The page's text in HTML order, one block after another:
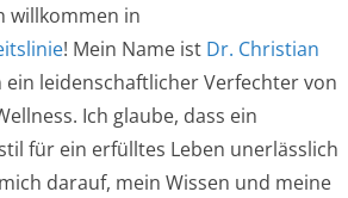
willkommen in
! Mein Name ist Dr. Christian
ein leidenschaftlicher Verfechter von
Ich glaube, dass ein
für ein erfülltes Leben unerlässlich
darauf, mein Wissen und meine